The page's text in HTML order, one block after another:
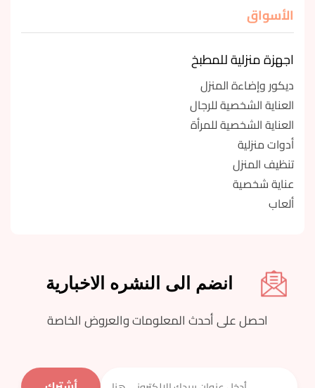
الأسواق
اجهزة منزلية للمطبخ
ديكور وإضاءة المنزل
العناية الشخصية للرجال
العناية الشخصية للمرأة
أدوات منزلية
تنظيف المنزل
عناية شخصية
ألعاب
انضم الى النشره الاخبارية
احصل على أحدث المعلومات والعروض الخاصة